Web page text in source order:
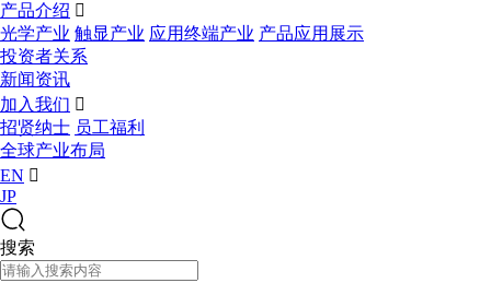
产品介绍 
光学产业 触显产业 应用终端产业 产品应用展示
投资者关系
新闻资讯
加入我们 
招贤纳士 员工福利
全球产业布局
EN 
JP
搜索